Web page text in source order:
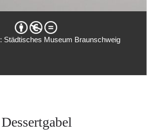
Städtisches Museum Braunschweig
Dessertgabel